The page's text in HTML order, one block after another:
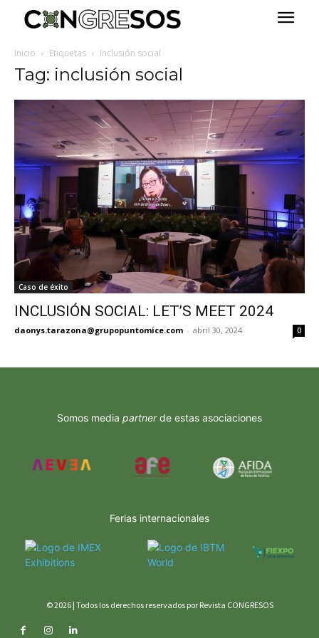
Inicio Etiquetas Inclusión social
Tag: inclusión social
Caso de éxito
INCLUSIÓN SOCIAL: LET’S MEET 2024
daonys.tarazona@grupopuntomice.com - abril 30, 2024 0
Somos media partnerde estas asociaciones
Ferias internacionales
© 2026 | Todos los derechos reservados por Revista CONGRESOS